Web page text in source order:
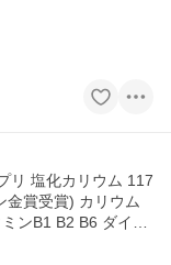
リ 塩化カリウム 117
金賞受賞) カリウム
ンB1 B2 B6 ダイエ